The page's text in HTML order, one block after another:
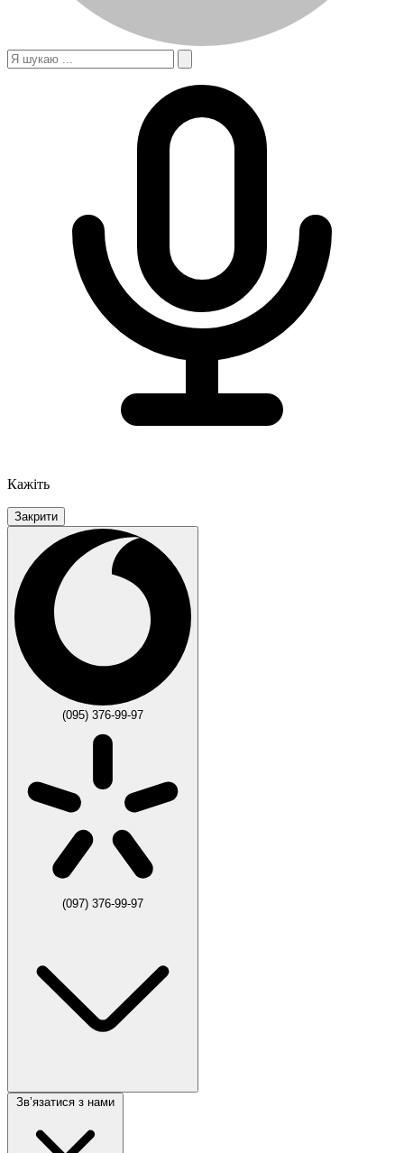
Кажіть
Закрити
(095) 376-99-97
(097) 376-99-97
Звʼязатися з нами